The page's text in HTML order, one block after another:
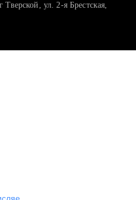
ул. 2-я Брестская,